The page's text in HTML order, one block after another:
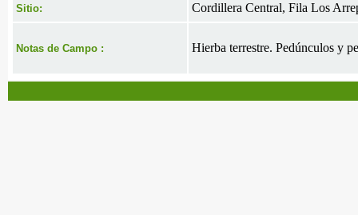
Sitio: Cordillera Central, Fila Los
Notas de Campo : Hierba terrestre. Pedúnculos y